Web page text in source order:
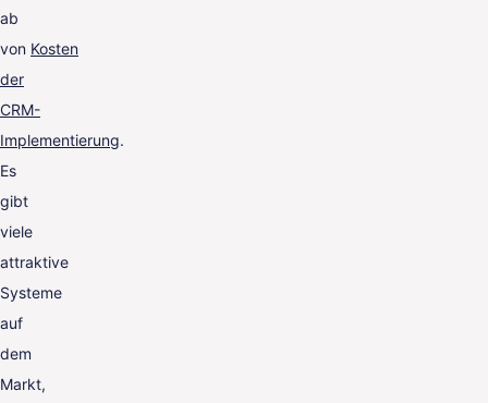
ab
von Kosten
der
CRM-
Implementierung.
Es
gibt
viele
attraktive
Systeme
auf
dem
Markt,